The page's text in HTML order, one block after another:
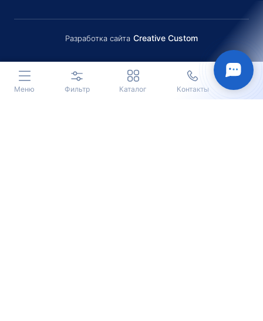
Разработка сайта Creative Custom
Меню Фильтр Каталог Контакты